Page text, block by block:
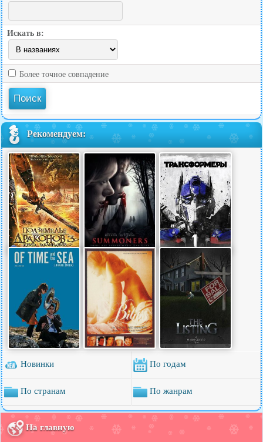
Искать в:
Более точное совпадение
Рекомендуем:
Новинки По годам
По странам По жанрам
На главную